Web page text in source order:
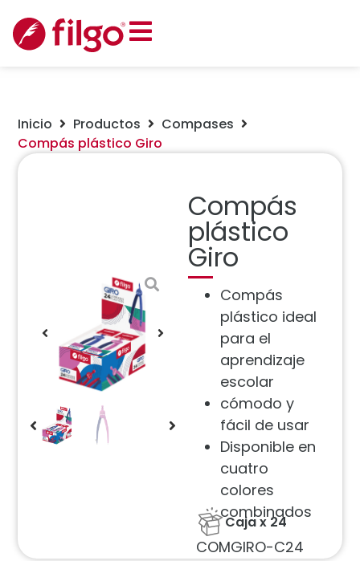
Inicio Productos
Compases
Compás plástico Giro
Compás
plástico
Giro
Compás
plástico ideal
para el
aprendizaje
escolar
cómodo y
fácil de usar
Disponible en
cuatro
colores
combinados
Caja x 24
COMGIRO-C24